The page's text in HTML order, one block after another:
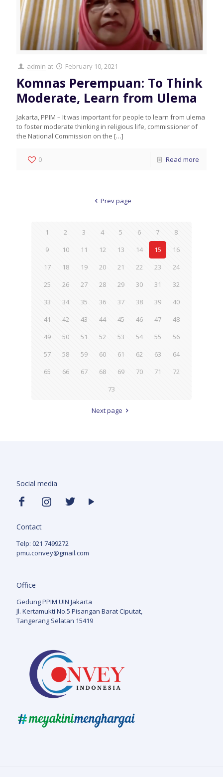
admin at February 10, 2021
Komnas Perempuan: To Think
Moderate, Learn from Ulema
Jakarta, PPIM – It was important for people to learn from ulema
to foster moderate thinking in religious life, commissioner of
the National Commission on the […]
0 Read more
Prev page
1 2 3 4 5 6 7
8
9
10 11 12 13 14 15
16
17
18 19 20 21 22 23
24
25
26 27 28 29 30 31
32
33
34 35 36 37 38 39
40
41
42 43 44 45 46 47
48
49
50 51 52 53 54 55
56
57
58 59 60 61 62 63
64
65
66 67 68 69 70 71
72
73
Next page
Social media
Contact
Telp: 021 7499272
pmu.convey@gmail.com
Office
Gedung PPIM UIN Jakarta
Jl. Kertamukti No.5 Pisangan Barat Ciputat,
Tangerang Selatan 15419